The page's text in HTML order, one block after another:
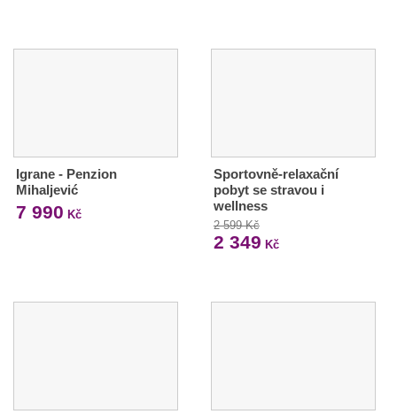
Igrane - Penzion
Mihaljević
7 990 Kč
Sportovně-relaxační
pobyt se stravou i
wellness
2 599 Kč
2 349 Kč